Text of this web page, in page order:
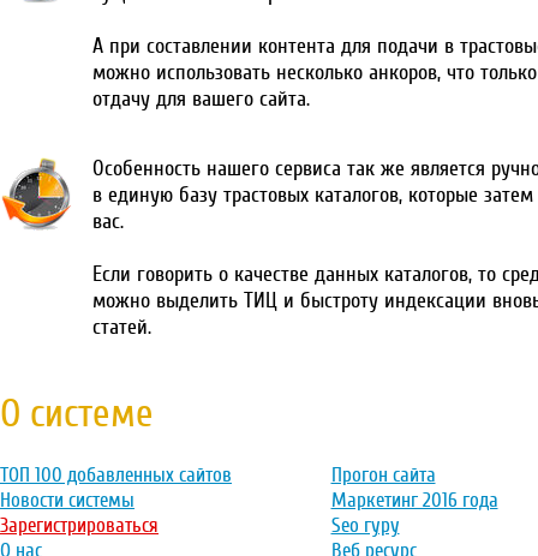
А при составлении контента для подачи в
можно использовать несколько анкоров, что
отдачу для вашего сайта.
Особенность нашего сервиса так же является
в единую базу трастовых каталогов, которые
вас.
Если говорить о качестве данных каталогов, то
можно выделить ТИЦ и быстроту индексации
статей.
О системе
ТОП 100 добавленных сайтов
Новости системы
Зарегистрироваться
Прогон сайта
Маркетинг 2016 года
Seo гуру